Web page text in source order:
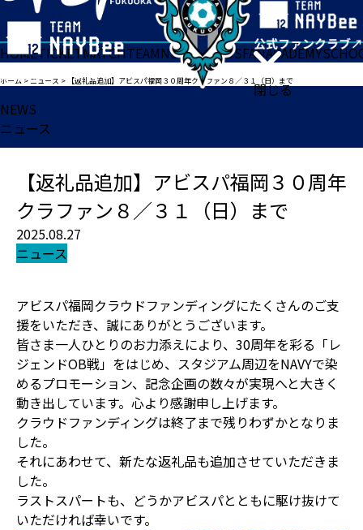
閉じる
HOMETICKETMATCHTEAMNEWSGOODSFANACADEMY
ホーム >ニュース > 【返礼品追加】アビスパ福岡３０周年クラファン８／３１（日）まで
NEWS
ニュース
【返礼品追加】アビスパ福岡３０周年
クラファン８／３１（日）まで
2025.08.27
ニュース
アビスパ福岡クラウドファンディングにたくさんのご支
援をいただき、誠にありがとうございます。
皆さま一人ひとりのお力添えにより、30周年を彩る「レ
ジェンドOB戦」をはじめ、スタジアム周辺をNAVYで染
めるプロモーション、記念企画の数々が実現へと大きく
動き出しています。心より感謝申し上げます。
クラウドファンディングは終了まで残りわずかとなりま
した。
それにあわせて、新たな返礼品も追加させていただきま
した。
ラストスパートも、どうかアビスパとともに駆け抜けて
いただければ幸いです。